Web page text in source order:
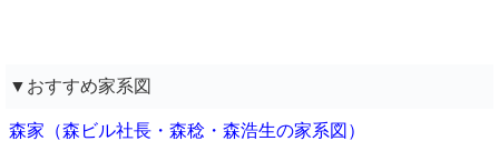
▼おすすめ家系図
森家（森ビル社長・森稔・森浩生の家系図）